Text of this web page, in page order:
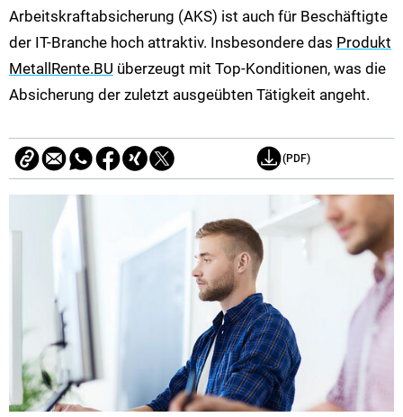
Arbeitskraftabsicherung (AKS) ist auch für Beschäftigte
der IT-Branche hoch attraktiv. Insbesondere das Produkt
MetallRente.BU überzeugt mit Top-Konditionen, was die
Absicherung der zuletzt ausgeübten Tätigkeit angeht.
(PDF)